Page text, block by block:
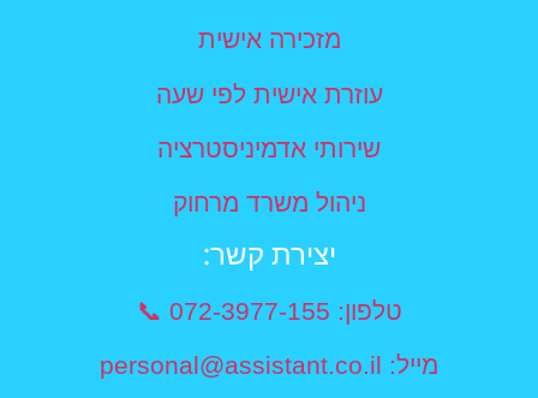
מזכירה אישית
עוזרת אישית לפי שעה
שירותי אדמיניסטרציה
ניהול משרד מרחוק
יצירת קשר​:
טלפון: 072-3977-155 📞
מייל: personal@assistant.co.il